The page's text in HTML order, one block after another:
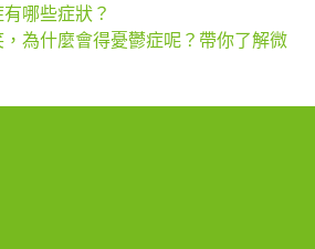
哪些症狀？
為什麼會得憂鬱症呢？帶你了解微